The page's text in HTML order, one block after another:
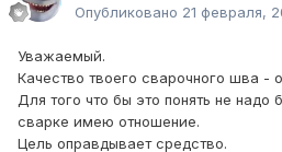
Опубликовано 21 февраля,
Уважаемый.
Качество твоего сварочного шва -
Для того что бы это понять не надо
сварке имею отношение.
Цель оправдывает средство.